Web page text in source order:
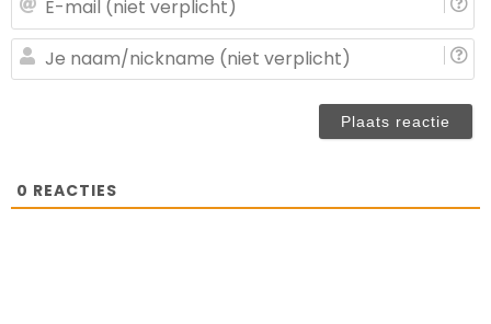
0 REACTIES